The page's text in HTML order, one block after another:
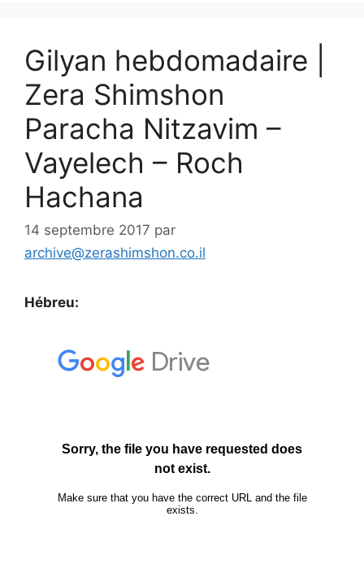
Gilyan hebdomadaire |
Zera Shimshon
Paracha Nitzavim –
Vayelech – Roch
Hachana
14 septembre 2017 par
archive@zerashimshon.co.il
Hébreu: